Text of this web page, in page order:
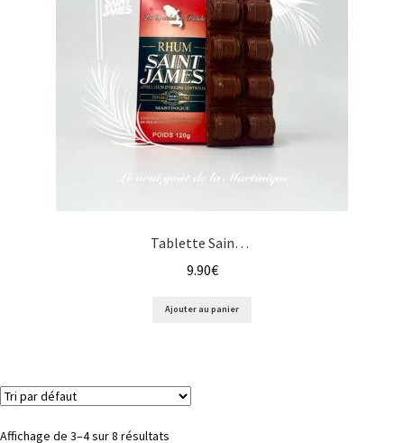
Tablette Saint James à la liqueur de rhum et au chocolat au lait
9.90€
Ajouter au panier
Affichage de 3–4 sur 8 résultats